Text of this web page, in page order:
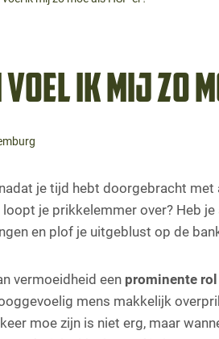
ik mij zo
je tijd hebt doorgebracht met
je prikkelemmer over? Heb
en plof je uitgeblust op de
vermoeidheid een prominente rol
mens makkelijk
moe zijn is niet erg, maar